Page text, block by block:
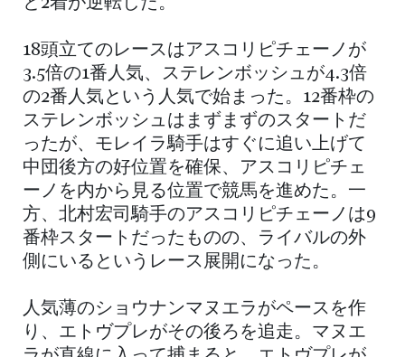
と2着が逆転した。
18頭立てのレースはアスコリピチェーノが
3.5倍の1番人気、ステレンボッシュが4.3倍
の2番人気という人気で始まった。12番枠の
ステレンボッシュはまずまずのスタートだ
ったが、モレイラ騎手はすぐに追い上げて
中団後方の好位置を確保、アスコリピチェ
ーノを内から見る位置で競馬を進めた。一
方、北村宏司騎手のアスコリピチェーノは9
番枠スタートだったものの、ライバルの外
側にいるというレース展開になった。
人気薄のショウナンマヌエラがペースを作
り、エトヴプレがその後ろを追走。マヌエ